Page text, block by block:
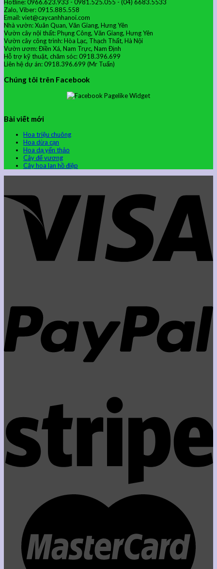
Hotline: 0966.623.933 - 0981.525.055 - (04) 6683.5533
Zalo, Viber: 0915.885.558
Email: viet@caycanhhanoi.com
Nhà vườn: Xuân Quan, Văn Giang, Hưng Yên
Vườn cây nội thất: Phụng Công, Văn Giang, Hưng Yên
Vườn cây công trình: Hòa Lạc, Thạch Thất, Hà Nội
Vườn ươm: Điền Xá, Nam Trực, Nam Định
Hỗ trợ kỹ thuật, chăm sóc: 0918.396.699
Liên hệ dự án: 0918.396.699 (Mr Tuấn)
Chúng tôi trên Facebook
Bài viết mới
Hoa triệu chuông
Hoa dừa cạn
Hoa dạ yến thảo
Cây đế vương
Cây hoa lan hồ điệp